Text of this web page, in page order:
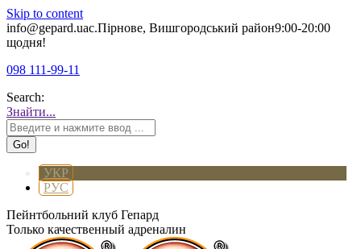
Skip to content
info@gepard.uaс.Пірнове, Вишгородський район9:00-20:00
щодня!
098 111-99-11
Search:
Знайти...
УКР
РУС
Пейнтбольний клуб Гепард
Только качественный адреналин